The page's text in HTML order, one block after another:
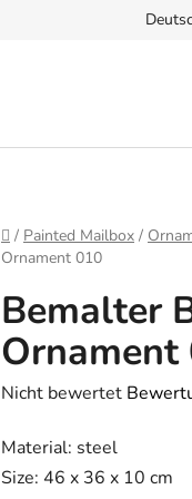
Startseite
/ Painted Mailbox /
Ornament 010
Bemalter
Ornament
Die
Produktbewertung
ist
Nicht bewertet
Material: steel
Size: 46 x 36 x 10 cm